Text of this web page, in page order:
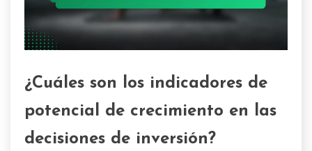
¿Cuáles son los indicadores de
potencial de crecimiento en las
decisiones de inversión?